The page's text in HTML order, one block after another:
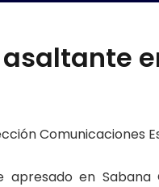
Comunicaciones
apresado en Sabana